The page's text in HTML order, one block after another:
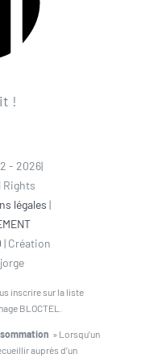
!
- 2026|
Rights
légales |
| Création
inscrire sur la liste
BLOCTEL.
» Lorsqu’un
auprès d’un